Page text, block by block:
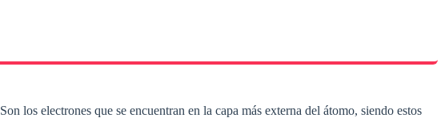
Son los electrones que se encuentran en la capa más externa del átomo, siendo estos